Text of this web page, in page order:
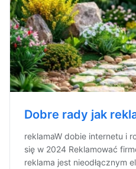
Dobre rady jak
reklamaW dobie internetu i
się w 2024 Reklamować
reklama jest nieodłącznym